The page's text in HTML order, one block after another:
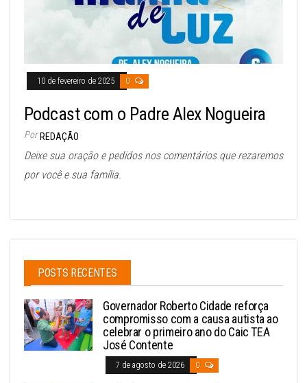
10 de fevereiro de 2025 0
Podcast com o Padre Alex Nogueira
Por REDAÇÃO
Deixe sua oração e pedidos nos comentários que rezaremos
por você e sua família.
POSTS RECENTES
Governador Roberto Cidade reforça
compromisso com a causa autista ao
celebrar o primeiro ano do Caic TEA
José Contente
7 de agosto de 2026 0